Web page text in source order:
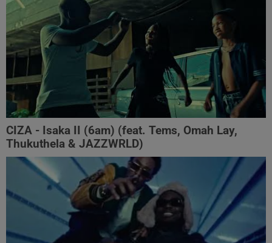
CIZA - Isaka II (6am) (feat. Tems, Omah Lay,
Thukuthela & JAZZWRLD)